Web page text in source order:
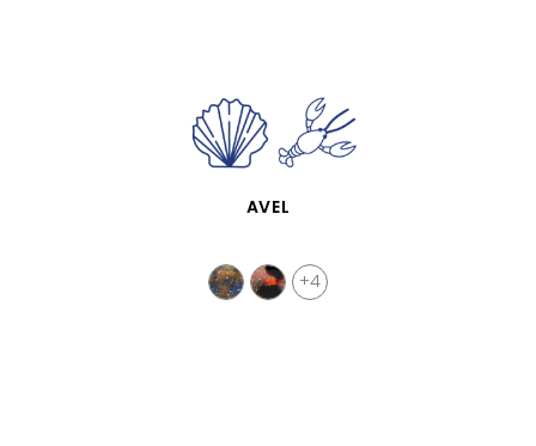
APERÇU RAPIDE
AVEL
+4